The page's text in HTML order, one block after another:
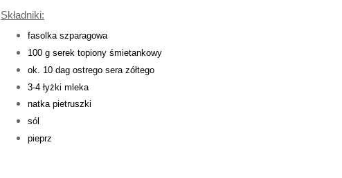
Składniki:
fasolka szparagowa
100 g serek topiony śmietankowy
ok. 10 dag ostrego sera zółtego
3-4 łyżki mleka
natka pietruszki
sól
pieprz